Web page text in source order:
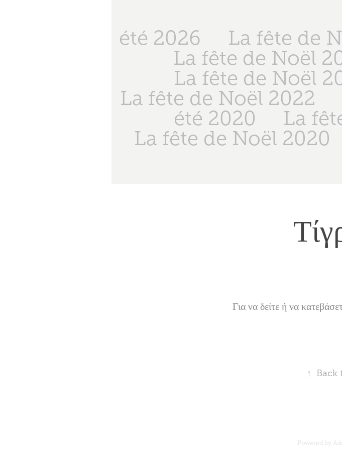
été 2026 La fête de
La fête de Noël
La fête de Noël
La fête de Noël 2022
été 2020
La
La fête de Noël 2020
Για να δείτε ή να
↑ Back
Powered by